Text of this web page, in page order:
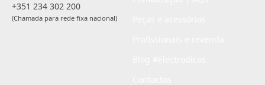
+351 234 302 200
(Chamada para rede fixa nacional)